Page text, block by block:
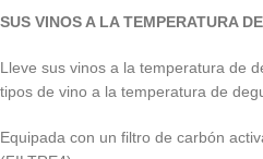
SUS VINOS A LA TEMPERATURA
Lleve sus vinos a la temperatura de
tipos de vino a la temperatura de
Equipada con un filtro de carbón